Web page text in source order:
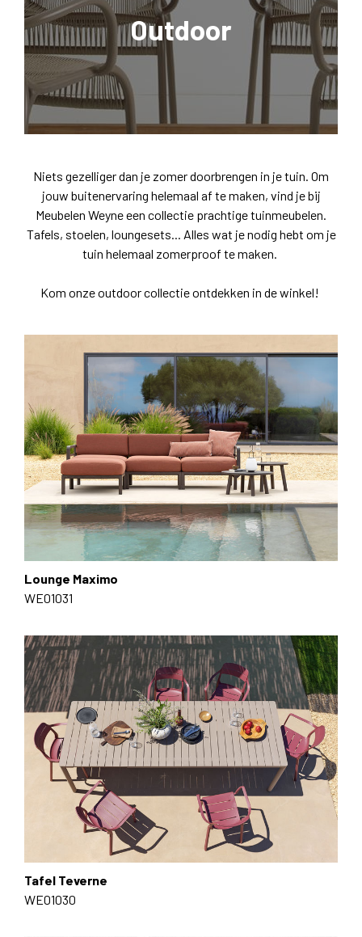
Outdoor
Niets gezelliger dan je zomer doorbrengen in je tuin. Om
jouw buitenervaring helemaal af te maken, vind je bij
Meubelen Weyne een collectie prachtige tuinmeubelen.
Tafels, stoelen, loungesets... Alles wat je nodig hebt om je
tuin helemaal zomerproof te maken.
Kom onze outdoor collectie ontdekken in de winkel!
Lounge Maximo
WE01031
Tafel Teverne
WE01030